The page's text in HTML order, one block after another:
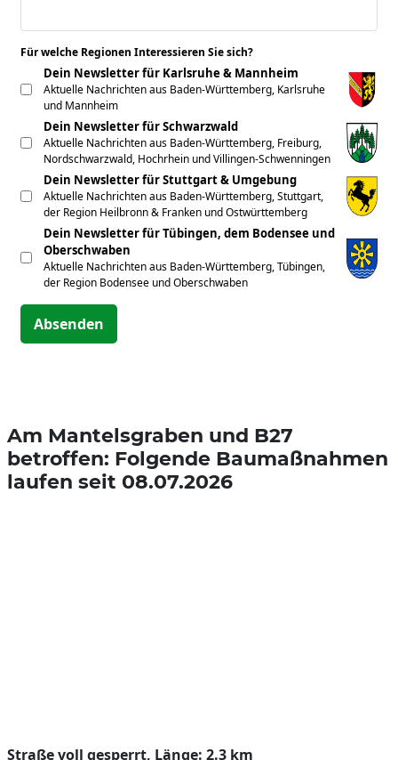
Für welche Regionen Interessieren Sie sich?
Dein Newsletter für Karlsruhe & Mannheim
Aktuelle Nachrichten aus Baden-Württemberg, Karlsruhe
und Mannheim
Dein Newsletter für Schwarzwald
Aktuelle Nachrichten aus Baden-Württemberg, Freiburg,
Nordschwarzwald, Hochrhein und Villingen-Schwenningen
Dein Newsletter für Stuttgart & Umgebung
Aktuelle Nachrichten aus Baden-Württemberg, Stuttgart,
der Region Heilbronn & Franken und Ostwürttemberg
Dein Newsletter für Tübingen, dem Bodensee und
Oberschwaben
Aktuelle Nachrichten aus Baden-Württemberg, Tübingen,
der Region Bodensee und Oberschwaben
Absenden
Am Mantelsgraben und B27
betroffen: Folgende Baumaßnahmen
laufen seit 08.07.2026
Straße voll gesperrt, Länge: 2.3 km